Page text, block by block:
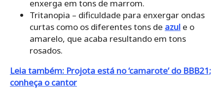
enxerga em tons de marrom.
Tritanopia – dificuldade para enxergar ondas
curtas como os diferentes tons de azul e o
amarelo, que acaba resultando em tons
rosados.
Leia também: Projota está no ‘camarote’ do BBB21;
conheça o cantor